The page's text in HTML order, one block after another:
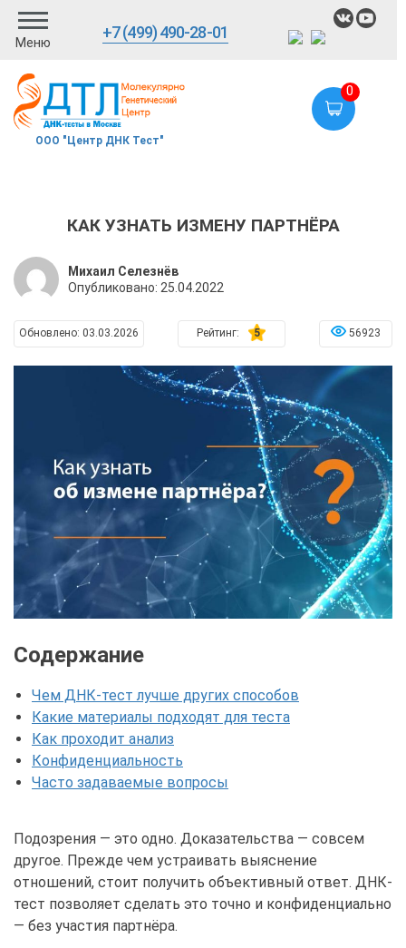
Меню
+7 (499) 490-28-01
ООО "Центр ДНК Тест"
0
КАК УЗНАТЬ ИЗМЕНУ ПАРТНЁРА
Михаил Селезнёв
Опубликовано: 25.04.2022
Обновлено: 03.03.2026 Рейтинг: 5 56923
Содержание
Чем ДНК-тест лучше других способов
Какие материалы подходят для теста
Как проходит анализ
Конфиденциальность
Часто задаваемые вопросы
Подозрения — это одно. Доказательства — совсем
другое. Прежде чем устраивать выяснение
отношений, стоит получить объективный ответ. ДНК-
тест позволяет сделать это точно и конфиденциально
— без участия партнёра.